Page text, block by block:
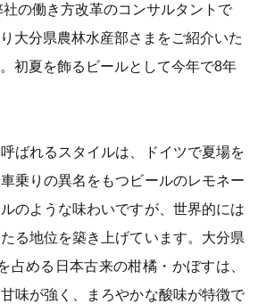
の働き方改革のコンサルタントで
大分県農林水産部さまをご紹介いた
初夏を飾るビールとして今年で8年
ばれるスタイルは、ドイツで夏場を
乗りの異名をもつビールのレモネー
のような味わいですが、世界的には
る地位を築き上げています。大分県
める日本古来の柑橘・かぼすは、
味が強く、まろやかな酸味が特徴で